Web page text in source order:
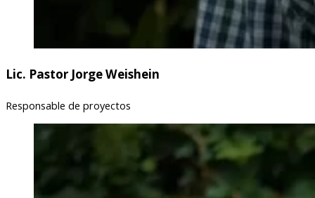
Lic. Pastor Jorge Weishein
Responsable de proyectos